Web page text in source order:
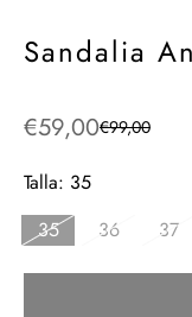
Sandalia
Precio
venta
€59,00
Precio
€99,00
Talla: 35
35
36 37